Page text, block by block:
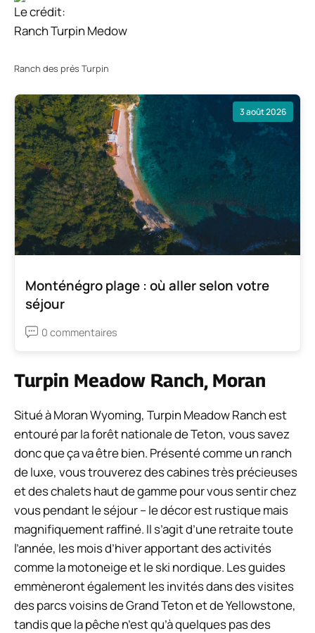
Le crédit:
Ranch Turpin Medow
Ranch des prés Turpin
3 août 2026
Monténégro plage : où aller selon votre
séjour
0 commentaires
Turpin Meadow Ranch, Moran
Situé à Moran Wyoming, Turpin Meadow Ranch est
entouré par la forêt nationale de Teton, vous savez
donc que ça va être bien. Présenté comme un ranch
de luxe, vous trouverez des cabines très précieuses
et des chalets haut de gamme pour vous sentir chez
vous pendant le séjour – le décor est rustique mais
magnifiquement raffiné. Il s’agit d’une retraite toute
l’année, les mois d’hiver apportant des activités
comme la motoneige et le ski nordique. Les guides
emmèneront également les invités dans des visites
des parcs voisins de Grand Teton et de Yellowstone,
tandis que la pêche n’est qu’à quelques pas des